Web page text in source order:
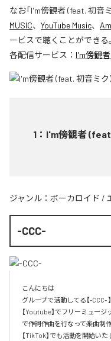
なお「I'm傍観者 (feat. 初音
MUSIC、 YouTube Music、
ービスで聴くことができる
各配信サービス： I'm傍観
1 ： I'm傍観者
ジャンル： ボーカロイド /
-CCC-
こんにちは
グループで活動してる【-CCC-
【Youtube】でフリーミュージ
で作詞作曲を行なって楽曲制
【TikTok】でも活動を開始いた